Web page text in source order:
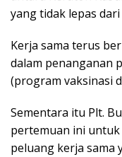
yang tidak lepas
​Kerja sama terus
dalam penanganan
(program vaksinasi
Sementara itu Plt.
pertemuan ini untuk
peluang kerja sama